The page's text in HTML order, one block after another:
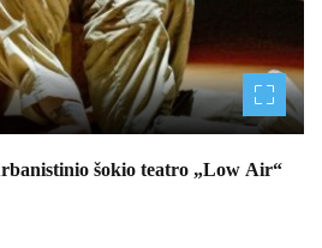
šokio teatro „Low Air“